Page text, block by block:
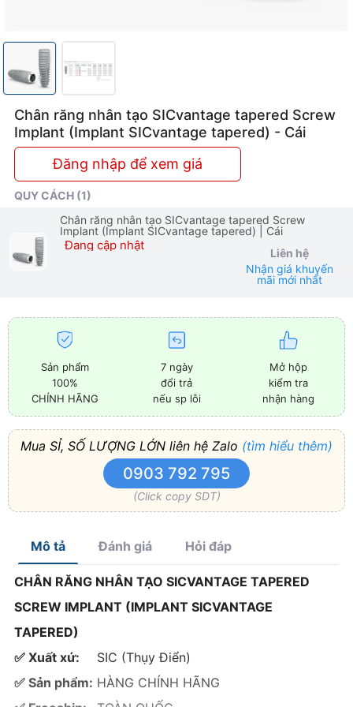
Chân răng nhân tạo SICvantage tapered Screw
Implant (Implant SICvantage tapered) - Cái
Đăng nhập để xem giá
QUY CÁCH (1)
Chân răng nhân tạo SICvantage tapered Screw
Implant (Implant SICvantage tapered)
| Cái
Đang cập nhật
Liên hệ
Nhận giá khuyến
mãi mới nhất
Sản phẩm
100%
CHÍNH HÃNG
7 ngày
đổi trả
nếu sp lỗi
Mở hộp
kiểm tra
nhận hàng
Mua SỈ, SỐ LƯỢNG LỚN liên hệ Zalo (tìm hiểu thêm)
0903 792 795
(Click copy SDT)
Mô tả Đánh giá Hỏi đáp
CHÂN RĂNG NHÂN TẠO SICVANTAGE TAPERED
SCREW IMPLANT (IMPLANT SICVANTAGE
TAPERED)
✅ Xuất xứ:
SIC (Thụy Điển)
✅ Sản phẩm: HÀNG CHÍNH HÃNG